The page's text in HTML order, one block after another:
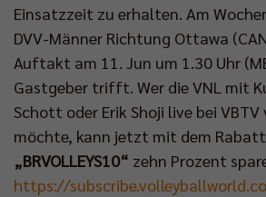
Einsatzzeit zu erhalten. Am
DVV-Männer Richtung Ottawa
Auftakt am 11. Jun um 1.30 Uhr
Gastgeber trifft. Wer die VNL mit
Schott oder Erik Shoji live bei
möchte, kann jetzt mit dem
„BRVOLLEYS10“ zehn Prozent
https://